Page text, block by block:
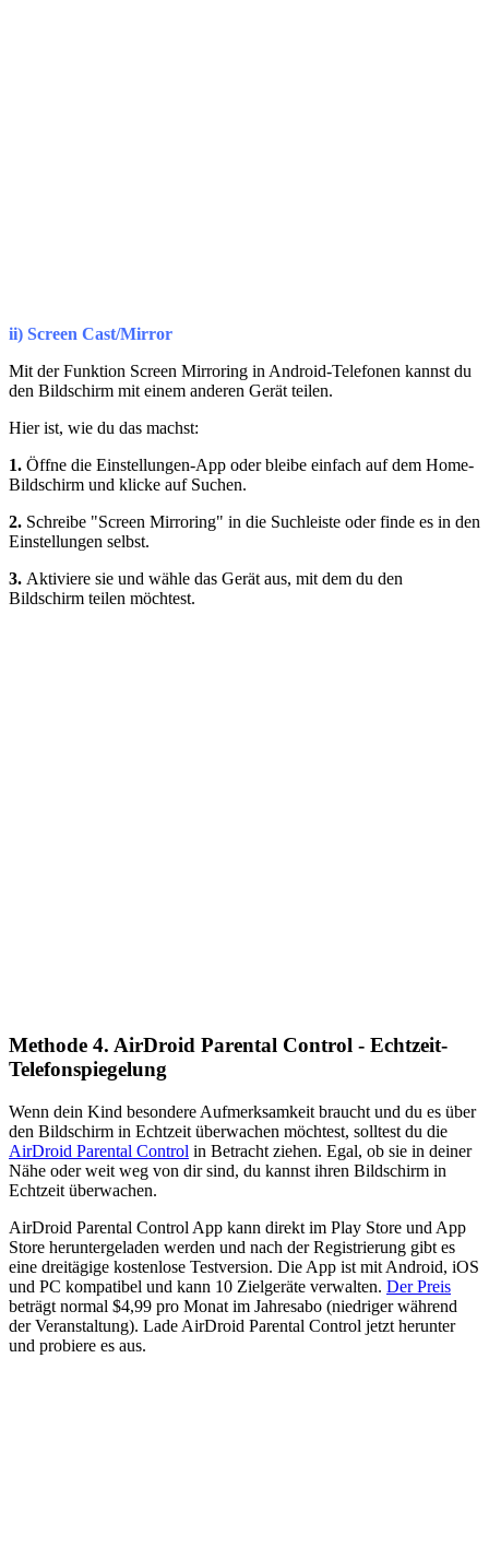
ii) Screen Cast/Mirror
Mit der Funktion Screen Mirroring in Android-Telefonen kannst du
den Bildschirm mit einem anderen Gerät teilen.
Hier ist, wie du das machst:
1. Öffne die Einstellungen-App oder bleibe einfach auf dem Home-
Bildschirm und klicke auf Suchen.
2. Schreibe "Screen Mirroring" in die Suchleiste oder finde es in den
Einstellungen selbst.
3. Aktiviere sie und wähle das Gerät aus, mit dem du den
Bildschirm teilen möchtest.
Methode 4. AirDroid Parental Control - Echtzeit-
Telefonspiegelung
Wenn dein Kind besondere Aufmerksamkeit braucht und du es über
den Bildschirm in Echtzeit überwachen möchtest, solltest du die
AirDroid Parental Control in Betracht ziehen. Egal, ob sie in deiner
Nähe oder weit weg von dir sind, du kannst ihren Bildschirm in
Echtzeit überwachen.
AirDroid Parental Control App kann direkt im Play Store und App
Store heruntergeladen werden und nach der Registrierung gibt es
eine dreitägige kostenlose Testversion. Die App ist mit Android, iOS
und PC kompatibel und kann 10 Zielgeräte verwalten. Der Preis
beträgt normal $4,99 pro Monat im Jahresabo (niedriger während
der Veranstaltung). Lade AirDroid Parental Control jetzt herunter
und probiere es aus.